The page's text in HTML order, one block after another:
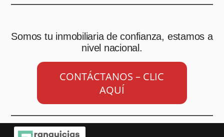
Somos tu inmobiliaria de confianza, estamos a
nivel nacional.
CONTÁCTANOS – CLIC
AQUÍ